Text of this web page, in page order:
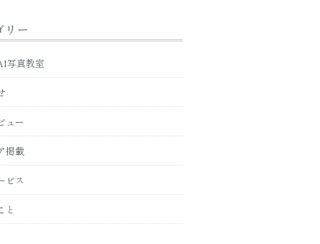
リー
写真教室
ュー
掲載
ビス
と